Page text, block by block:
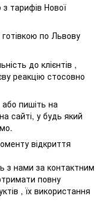
з тарифів Нової
по Львову
до клієнтів ,
реакцію стосовно
пишіть на
сайті, у будь який
відкриття
з нами за контактним
повну
, їх використання